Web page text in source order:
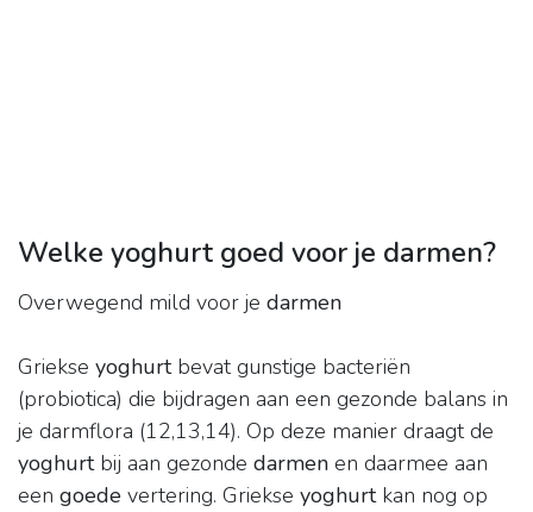
Welke yoghurt goed voor je darmen?
Overwegend mild voor je darmen
Griekse yoghurtbevat gunstige bacteriën
(probiotica) die bijdragen aan een gezonde balans in
je darmflora (12,13,14). Op deze manier draagt de
yoghurtbij aan gezonde darmen en daarmee aan
een goede vertering. Griekse yoghurtkan nog op